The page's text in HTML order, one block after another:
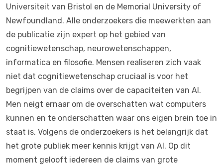
Universiteit van Bristol en de Memorial University of
Newfoundland. Alle onderzoekers die meewerkten aan
de publicatie zijn expert op het gebied van
cognitiewetenschap, neurowetenschappen,
informatica en filosofie. Mensen realiseren zich vaak
niet dat cognitiewetenschap cruciaal is voor het
begrijpen van de claims over de capaciteiten van AI.
Men neigt ernaar om de overschatten wat computers
kunnen en te onderschatten waar ons eigen brein toe in
staat is. Volgens de onderzoekers is het belangrijk dat
het grote publiek meer kennis krijgt van AI. Op dit
moment gelooft iedereen de claims van grote